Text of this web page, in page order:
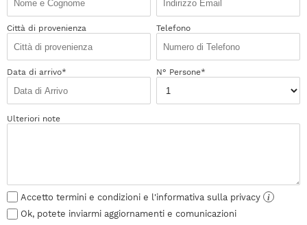
Città di provenienza Telefono
Data di arrivo* N° Persone*
Ulteriori note
Accetto termini e condizioni e l'informativa sulla privacy
i
Ok, potete inviarmi aggiornamenti e comunicazioni